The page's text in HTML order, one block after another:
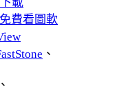
費看圖軟
、
、